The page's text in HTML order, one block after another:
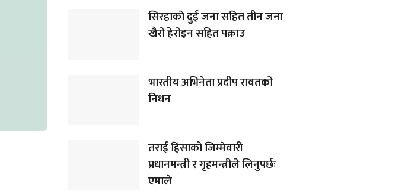
सिरहाकाे दुई जना सहित तीन जना
खैरो हेरोइन सहित पक्राउ
भारतीय अभिनेता प्रदीप रावतको
निधन
तराई हिंसाको जिम्मेवारी
प्रधानमन्त्री र गृहमन्त्रीले लिनुपर्छः
एमाले